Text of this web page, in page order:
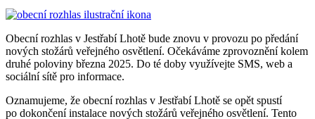
Obecní rozhlas v Jestřabí Lhotě bude znovu v provozu po předání
nových stožárů veřejného osvětlení. Očekáváme zprovoznění kolem
druhé poloviny března 2025. Do té doby využívejte SMS, web a
sociální sítě pro informace.
Oznamujeme, že obecní rozhlas v Jestřabí Lhotě se opět spustí
po dokončení instalace nových stožárů veřejného osvětlení. Tento